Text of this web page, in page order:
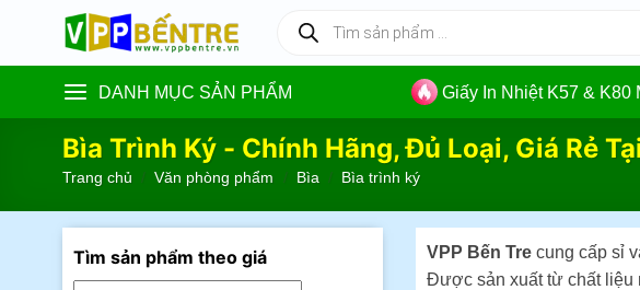
content
kiếm
phẩm
DANH MỤC SẢN PHẨM Giấy In Nhiệt K57 & K80
Bìa Trình Ký - Chính Hãng, Đủ Loại, Giá Rẻ
Trang chủ Văn phòng phẩm Bìa Bìa trình ký
Tìm sản phẩm theo giá VPP Bến Trecung cấp sỉ
Được sản xuất từ chất liệu